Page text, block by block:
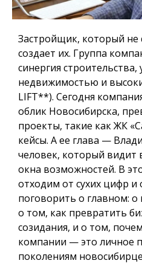
Застройщик, который не
создает их. Группа
синергия строительства,
недвижимостью и
LIFT**). Сегодня
облик Новосибирска,
проекты, такие как ЖК
кейсы. А ее глава —
человек, который видит
окна возможностей. В
отходим от сухих цифр и
поговорить о главном:
о том, как превратить
созидания, и о том,
компании — это личное
поколениям